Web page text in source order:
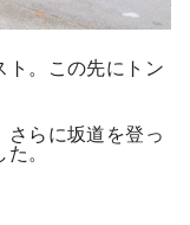
ト。この先にトン
さらに坂道を登っ
。